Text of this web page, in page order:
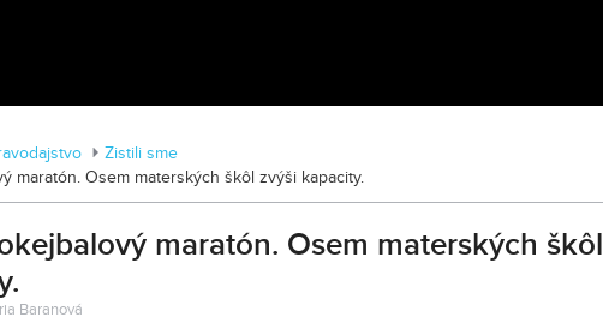
Zistili sme
maratón. Osem materských škôl zvýši kapacity.
maratón. Osem materských škôl
Baranová